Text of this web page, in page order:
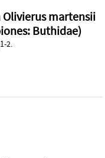
Olivierus martensii
Buthidae)
2.